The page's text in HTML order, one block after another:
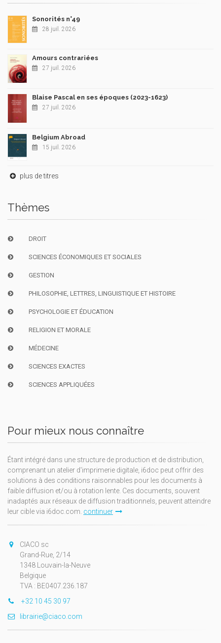
Sonorités n°49
28 juil. 2026
Amours contrariées
27 juil. 2026
Blaise Pascal en ses époques (2023-1623)
27 juil. 2026
Belgium Abroad
15 juil. 2026
plus de titres
Thèmes
DROIT
SCIENCES ÉCONOMIQUES ET SOCIALES
GESTION
PHILOSOPHIE, LETTRES, LINGUISTIQUE ET HISTOIRE
PSYCHOLOGIE ET ÉDUCATION
RELIGION ET MORALE
MÉDECINE
SCIENCES EXACTES
SCIENCES APPLIQUÉES
Pour mieux nous connaître
Étant intégré dans une structure de production et de distribution,
comprenant un atelier d'imprimerie digitale, i6doc peut offrir des
solutions à des conditions raisonnables pour les documents à
faible diffusion et/ou à rotation lente. Ces documents, souvent
inadaptés aux réseaux de diffusion traditionnels, peuvent atteindre
leur cible via i6doc.com. continuer
CIACO sc
Grand-Rue, 2/14
1348 Louvain-la-Neuve
Belgique
TVA : BE0407.236.187
+32 10 45 30 97
librairie@ciaco.com